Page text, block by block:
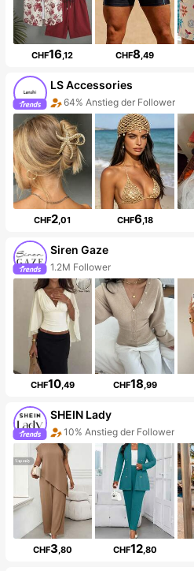
CHF16,12 CHF8,49
LS Accessories
64% Anstieg der Follower
CHF2,01 CHF6,18
Siren Gaze
1.2M Follower
CHF10,49 CHF18,99
SHEIN Lady
10% Anstieg der Follower
CHF3,80 CHF12,80